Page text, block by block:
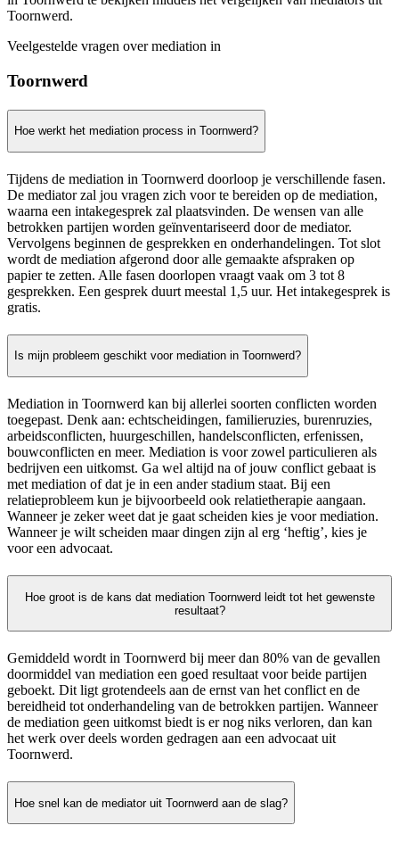
Toornwerd.
Veelgestelde vragen over mediation in
Toornwerd
Hoe werkt het mediation process in Toornwerd?
Tijdens de mediation in Toornwerd doorloop je verschillende fasen.
De mediator zal jou vragen zich voor te bereiden op de mediation,
waarna een intakegesprek zal plaatsvinden. De wensen van alle
betrokken partijen worden geïnventariseerd door de mediator.
Vervolgens beginnen de gesprekken en onderhandelingen. Tot slot
wordt de mediation afgerond door alle gemaakte afspraken op
papier te zetten. Alle fasen doorlopen vraagt vaak om 3 tot 8
gesprekken. Een gesprek duurt meestal 1,5 uur. Het intakegesprek is
gratis.
Is mijn probleem geschikt voor mediation in Toornwerd?
Mediation in Toornwerd kan bij allerlei soorten conflicten worden
toegepast. Denk aan: echtscheidingen, familieruzies, burenruzies,
arbeidsconflicten, huurgeschillen, handelsconflicten, erfenissen,
bouwconflicten en meer. Mediation is voor zowel particulieren als
bedrijven een uitkomst. Ga wel altijd na of jouw conflict gebaat is
met mediation of dat je in een ander stadium staat. Bij een
relatieprobleem kun je bijvoorbeeld ook relatietherapie aangaan.
Wanneer je zeker weet dat je gaat scheiden kies je voor mediation.
Wanneer je wilt scheiden maar dingen zijn al erg ‘heftig’, kies je
voor een advocaat.
Hoe groot is de kans dat mediation Toornwerd leidt tot het gewenste
resultaat?
Gemiddeld wordt in Toornwerd bij meer dan 80% van de gevallen
doormiddel van mediation een goed resultaat voor beide partijen
geboekt. Dit ligt grotendeels aan de ernst van het conflict en de
bereidheid tot onderhandeling van de betrokken partijen. Wanneer
de mediation geen uitkomst biedt is er nog niks verloren, dan kan
het werk over deels worden gedragen aan een advocaat uit
Toornwerd.
Hoe snel kan de mediator uit Toornwerd aan de slag?